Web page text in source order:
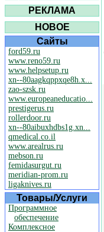
РЕКЛАМА
НОВОЕ
Сайты
ford59.ru
www.reno59.ru
www.helpsetup.ru
xn--80aagkqppxqe8h.x...
zao-szsk.ru
www.europeaneducatio...
prestigerus.ru
rollerdoor.ru
xn--80aibuxhdbs1g.xn...
qmedical.co.il
www.arealrus.ru
mebson.ru
femidasurgut.ru
meridian-prom.ru
ligaknives.ru
Товары/Услуги
Программное
обеспечение
Комплексное